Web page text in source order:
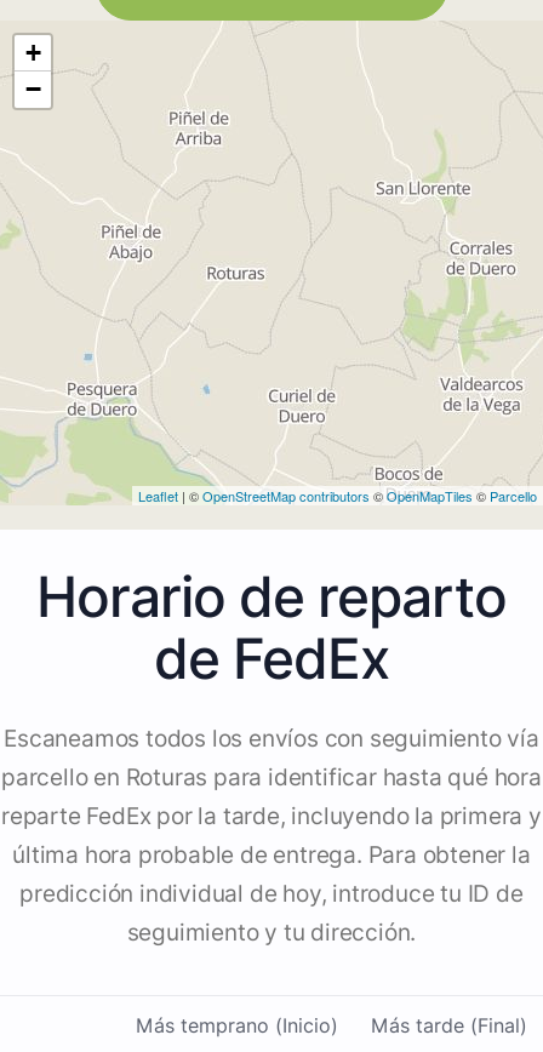
+
−
Leaflet | ©OpenStreetMap contributors ©OpenMapTiles © Parcello
Horario de reparto
de FedEx
Escaneamos todos los envíos con seguimiento vía
parcello en Roturas para identificar hasta qué hora
reparte FedEx por la tarde, incluyendo la primera y
última hora probable de entrega. Para obtener la
predicción individual de hoy, introduce tu ID de
seguimiento y tu dirección.
Más temprano (Inicio) Más tarde (Final)